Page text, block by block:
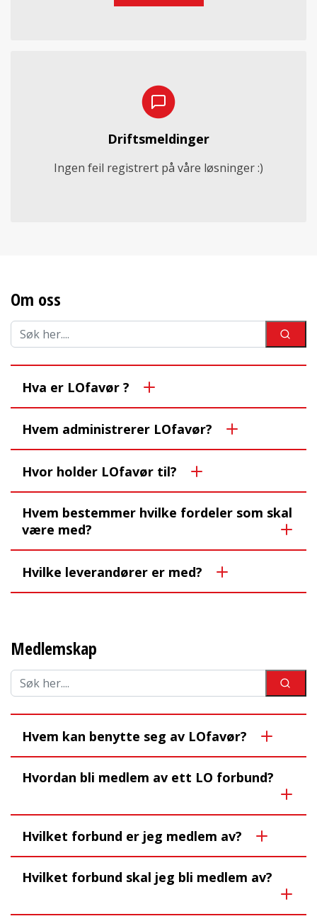
Driftsmeldinger
Ingen feil registrert på våre løsninger :)
Om oss
Hva er LOfavør ?
Hvem administrerer LOfavør?
Hvor holder LOfavør til?
Hvem bestemmer hvilke fordeler som skal
være med?
Hvilke leverandører er med?
Medlemskap
Hvem kan benytte seg av LOfavør?
Hvordan bli medlem av ett LO forbund?
Hvilket forbund er jeg medlem av?
Hvilket forbund skal jeg bli medlem av?